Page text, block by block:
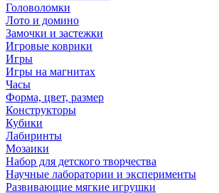
Головоломки
Лото и домино
Замочки и застежки
Игровые коврики
Игры
Игры на магнитах
Часы
Форма, цвет, размер
Конструкторы
Кубики
Лабиринты
Мозаики
Набор для детского творчества
Научные лаборатории и эксперименты
Развивающие мягкие игрушки